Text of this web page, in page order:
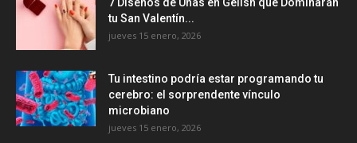
tu San Valentín...
jueves 15 enero, 2026
Tu intestino podría estar programando tu
cerebro: el sorprendente vínculo
microbiano
jueves 15 enero, 2026